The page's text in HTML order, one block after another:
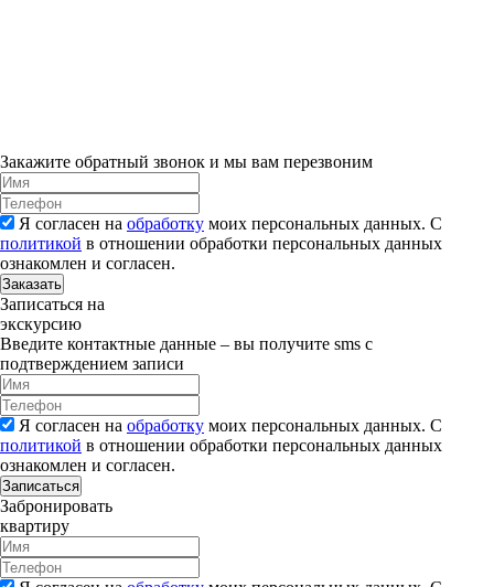
Закажите обратный звонок и мы вам перезвоним
Я согласен на обработку моих персональных данных. С
политикой в отношении обработки персональных данных
ознакомлен и согласен.
Заказать
Записаться на
экскурсию
Введите контактные данные – вы получите sms с
подтверждением записи
Я согласен на обработку моих персональных данных. С
политикой в отношении обработки персональных данных
ознакомлен и согласен.
Записаться
Забронировать
квартиру